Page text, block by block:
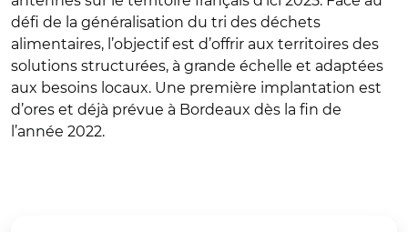
défi de la généralisation du tri des déchets
alimentaires, l’objectif est d’offrir aux territoires des
solutions structurées, à grande échelle et adaptées
aux besoins locaux. Une première implantation est
d’ores et déjà prévue à Bordeaux dès la fin de
l’année 2022.